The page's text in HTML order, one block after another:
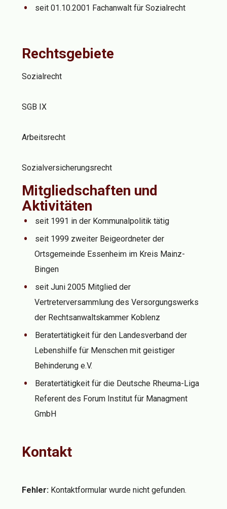
seit 01.10.2001 Fachanwalt für Sozialrecht
Rechtsgebiete
Sozialrecht
SGB IX
Arbeitsrecht
Sozialversicherungsrecht
Mitgliedschaften und
Aktivitäten
seit 1991 in der Kommunalpolitik tätig
seit 1999 zweiter Beigeordneter der
Ortsgemeinde Essenheim im Kreis Mainz-
Bingen
seit Juni 2005 Mitglied der
Vertreterversammlung des Versorgungswerks
der Rechtsanwaltskammer Koblenz
Beratertätigkeit für den Landesverband der
Lebenshilfe für Menschen mit geistiger
Behinderung e.V.
Beratertätigkeit für die Deutsche Rheuma-Liga
Referent des Forum Institut für Managment
GmbH
Kontakt
Fehler:Kontaktformular wurde nicht gefunden.